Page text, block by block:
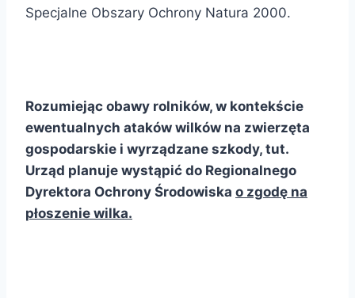
Specjalne Obszary Ochrony Natura 2000.
Rozumiejąc obawy rolników, w kontekście
ewentualnych ataków wilków na zwierzęta
gospodarskie i wyrządzane szkody, tut.
Urząd planuje wystąpić do Regionalnego
Dyrektora Ochrony Środowiska o zgodę na
płoszenie wilka.